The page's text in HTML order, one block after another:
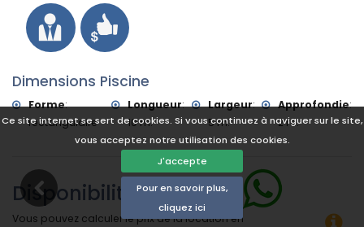
Ce site internet se sert de cookies. Si vous continuez à naviguer sur le site,
vous acceptez notre utilisation des cookies.
J'accepte
Pour en savoir plus,
cliquez ici
Dimensions Piscine
Forme:
rectangulaire
Longueur:
10 m.
Largeur:
5 m.
Approfondie:
2 m.
Disponibilité
Vous pouvez calculer le prix de la location en